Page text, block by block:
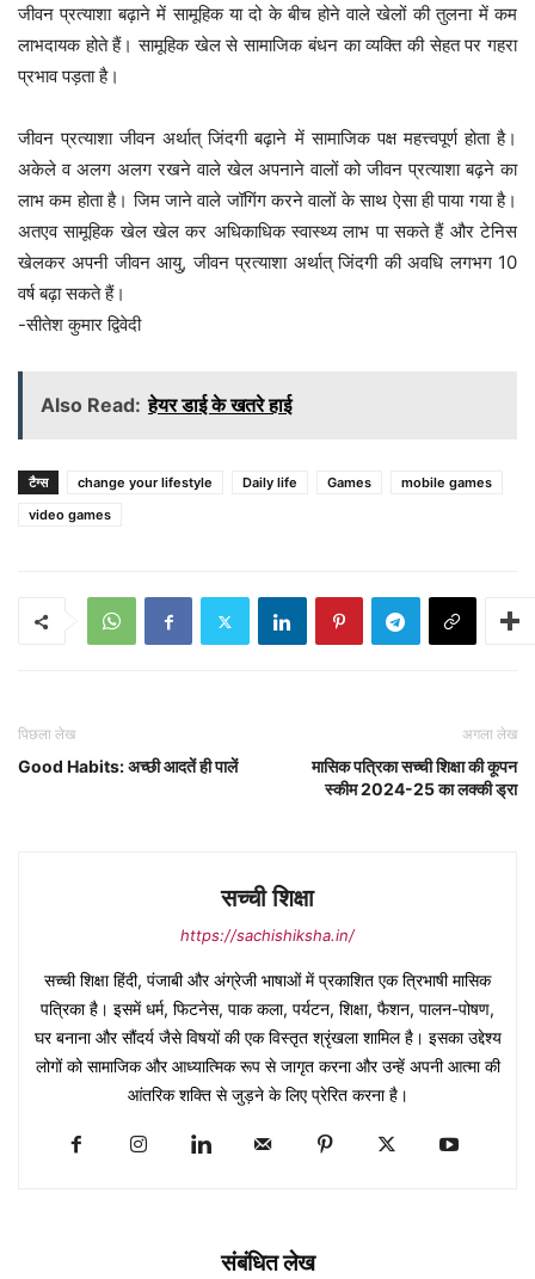
जीवन प्रत्याशा बढ़ाने में सामूहिक या दो के बीच होने वाले खेलों की तुलना में कम
लाभदायक होते हैं। सामूहिक खेल से सामाजिक बंधन का व्यक्ति की सेहत पर गहरा
प्रभाव पड़ता है।
जीवन प्रत्याशा जीवन अर्थात् जिंदगी बढ़ाने में सामाजिक पक्ष महत्त्वपूर्ण होता है।
अकेले व अलग अलग रखने वाले खेल अपनाने वालों को जीवन प्रत्याशा बढ़ने का
लाभ कम होता है। जिम जाने वाले जॉगिंग करने वालों के साथ ऐसा ही पाया गया है।
अतएव सामूहिक खेल खेल कर अधिकाधिक स्वास्थ्य लाभ पा सकते हैं और टेनिस
खेलकर अपनी जीवन आयु, जीवन प्रत्याशा अर्थात् जिंदगी की अवधि लगभग 10
वर्ष बढ़ा सकते हैं।
-सीतेश कुमार द्विवेदी
Also Read: हेयर डाई के खतरे हाई
टैग्स change your lifestyle Daily life Games
mobile games
video games
पिछला लेख
Good Habits: अच्छी आदतें ही पालें
अगला लेख
मासिक पत्रिका सच्ची शिक्षा की कूपन
स्कीम 2024-25 का लक्की ड्रा
सच्ची शिक्षा
https://sachishiksha.in/
सच्ची शिक्षा हिंदी, पंजाबी और अंग्रेजी भाषाओं में प्रकाशित एक त्रिभाषी मासिक
पत्रिका है। इसमें धर्म, फिटनेस, पाक कला, पर्यटन, शिक्षा, फैशन, पालन-पोषण,
घर बनाना और सौंदर्य जैसे विषयों की एक विस्तृत श्रृंखला शामिल है। इसका उद्देश्य
लोगों को सामाजिक और आध्यात्मिक रूप से जागृत करना और उन्हें अपनी आत्मा की
आंतरिक शक्ति से जुड़ने के लिए प्रेरित करना है।
संबंधित लेख